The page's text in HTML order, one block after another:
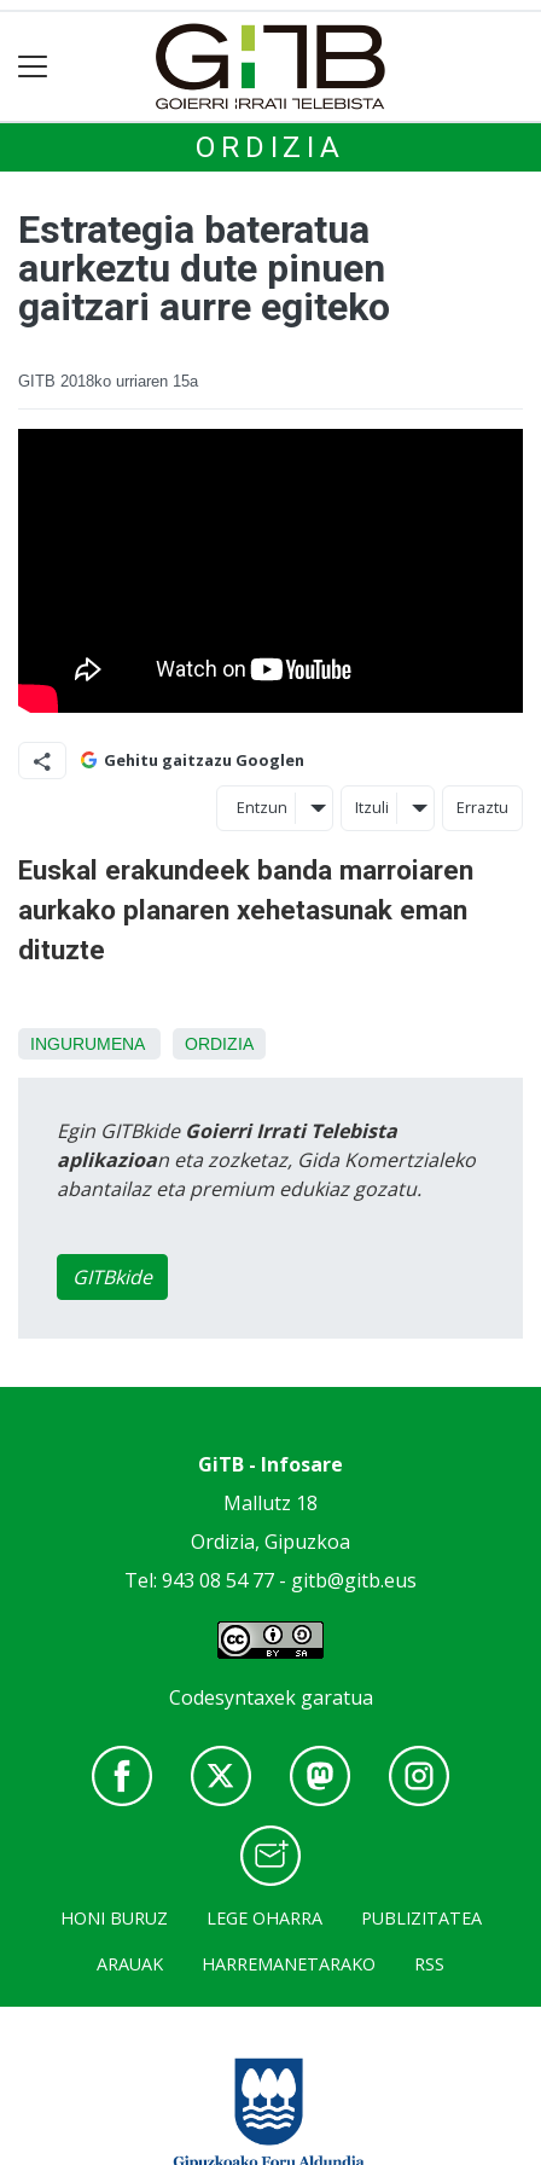
ORDIZIA
Estrategia bateratua
aurkeztu dute pinuen
gaitzari aurre egiteko
GITB 2018ko urriaren 15a
Gehitu gaitzazu Googlen
Entzun Itzuli Erraztu
Euskal erakundeek banda marroiaren
aurkako planaren xehetasunak eman
dituzte
INGURUMENA ORDIZIA
Egin GITBkide Goierri Irrati Telebista
aplikazioan eta zozketaz, Gida Komertzialeko
abantailaz eta premium edukiaz gozatu.
GITBkide
GiTB - Infosare
Mallutz 18
Ordizia, Gipuzkoa
Tel: 943 08 54 77 - gitb@gitb.eus
Codesyntaxek garatua
HONI BURUZ LEGE OHARRA
PUBLIZITATEA
ARAUAK
HARREMANETARAKO RSS